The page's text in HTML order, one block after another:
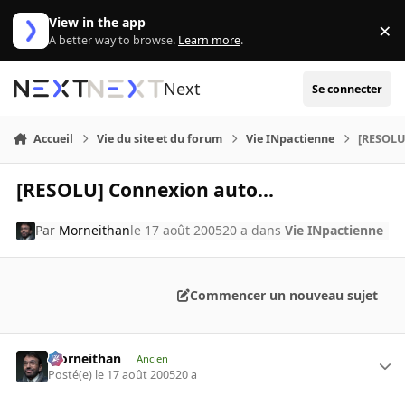
Aller au contenu
View in the app
A better way to browse. Learn more. ×
Next Se connecter
Accueil Vie du site et du forum Vie INpactienne
[RESOLU] Connexion auto...
Par Morneithanle 17 août 200520 a dansVie INpactienne
Commencer un nouveau sujet
Morneithan Ancien
Posté(e) le 17 août 200520 a